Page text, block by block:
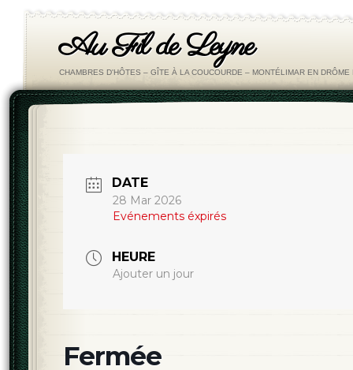
Au Fil de Leyne
CHAMBRES D'HÔTES – GÎTE À LA COUCOURDE – MONTÉLIMAR EN DRÔME
DATE
28 Mar 2026
Evénements éxpirés
HEURE
Ajouter un jour
Fermée